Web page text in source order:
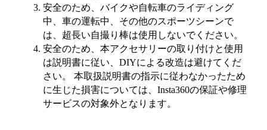
安全のため、バイクや自転車のライディング
中、車の運転中、その他のスポーツシーンで
は、超長い自撮り棒は使用しないでください。
安全のため、本アクセサリーの取り付けと使用
は説明書に従い、DIYによる改造は避けてくだ
さい。 本取扱説明書の指示に従わなかったため
に生じた損害については、Insta360の保証や修理
サービスの対象外となります。